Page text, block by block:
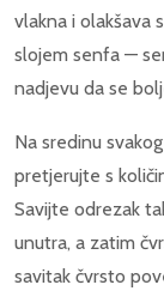
vlakna i olakšava
slojem senfa —
nadjevu da se
Na sredinu
pretjerujte s
Savijte odrezak
unutra, a zatim
savitak čvrsto